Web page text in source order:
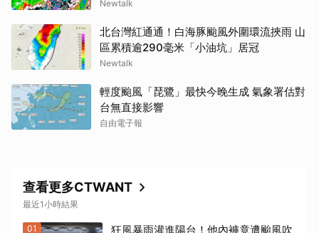
Newtalk
北台灣紅通通！白海豚颱風外圍環流挾雨 山
區累積逾290毫米「小油坑」居冠
Newtalk
輕度颱風「琵鷺」最快今晚生成 氣象署估對
台無直接影響
自由電子報
查看更多CTWANT
最近1小時結果
01 狂風暴雨灌進陽台！他內褲竟遭颱風吹